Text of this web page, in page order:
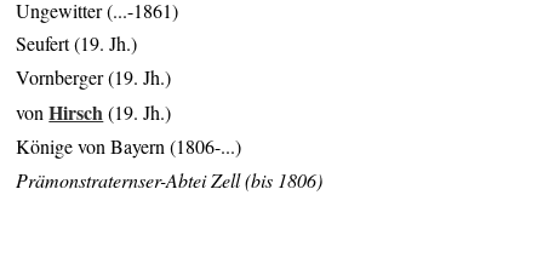
Ungewitter (...-1861)
Seufert (19. Jh.)
Vornberger (19. Jh.)
vonHirsch(19. Jh.)
Könige von Bayern (1806-...)
Prämonstraternser-Abtei Zell (bis 1806)